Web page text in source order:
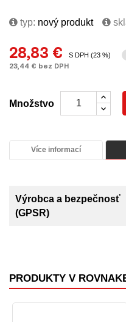
typ: nový produkt
28,83 €
23,44 € bez DPH
S DPH (23 %)
Množstvo
Více informací
Výrobca a bezpečnosť
(GPSR)
PRODUKTY V